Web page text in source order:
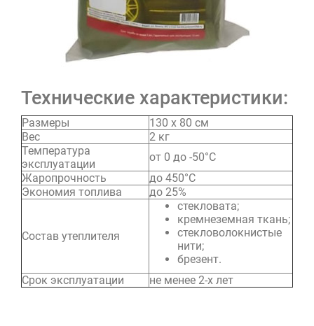
Технические характеристики:
Размеры
130 x 80 см
Вес
2 кг
Температура
эксплуатации
от 0 до -50°С
Жаропрочность
до 450°С
Экономия топлива
до 25%
Состав утеплителя
стекловата;
кремнеземная ткань;
стекловолокнистые
нити;
брезент.
Срок эксплуатации
не менее 2-х лет